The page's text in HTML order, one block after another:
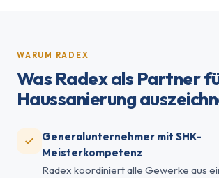
WARUM RADEX
Was Radex als Partner
Haussanierung
Generalunternehmer mit SHK-
Meisterkompetenz
Radex koordiniert alle Gewerke aus